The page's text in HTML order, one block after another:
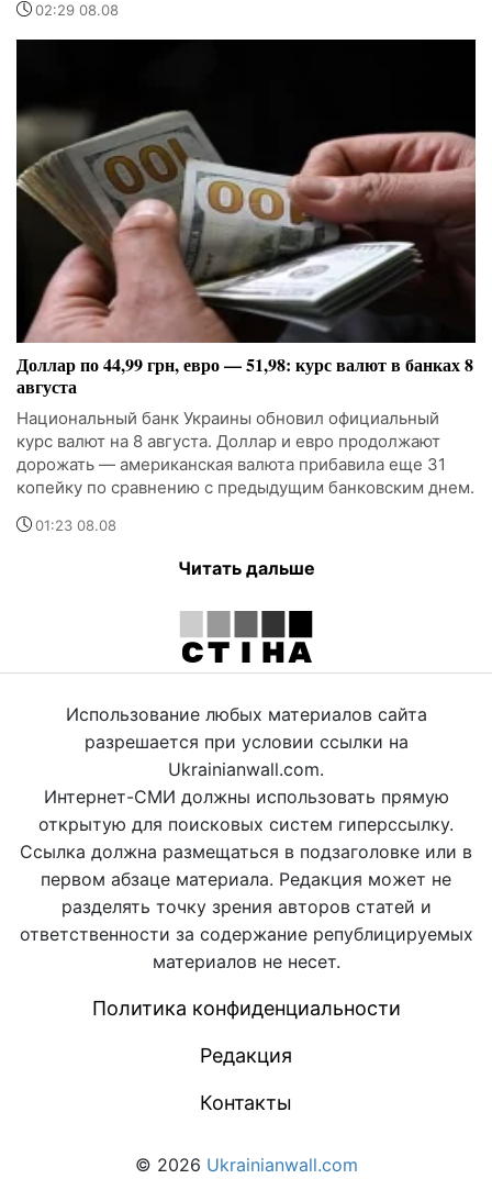
02:29 08.08
Доллар по 44,99 грн, евро — 51,98: курс валют в банках 8
августа
Национальный банк Украины обновил официальный
курс валют на 8 августа. Доллар и евро продолжают
дорожать — американская валюта прибавила еще 31
копейку по сравнению с предыдущим банковским днем.
01:23 08.08
Читать дальше
Использование любых материалов сайта
разрешается при условии ссылки на
Ukrainianwall.com.
Интернет-СМИ должны использовать прямую
открытую для поисковых систем гиперссылку.
Ссылка должна размещаться в подзаголовке или в
первом абзаце материала. Редакция может не
разделять точку зрения авторов статей и
ответственности за содержание републицируемых
материалов не несет.
Политика конфиденциальности
Редакция
Контакты
© 2026 Ukrainianwall.com